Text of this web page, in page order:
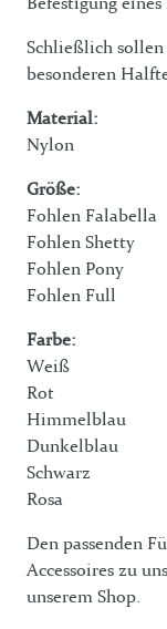
Schließlich sollen
besonderen
Material:
Nylon
Größe:
Fohlen Falabella
Fohlen Shetty
Fohlen Pony
Fohlen Full
Farbe:
Weiß
Rot
Himmelblau
Dunkelblau
Schwarz
Rosa
Den passenden
Accessoires zu
unserem Shop.